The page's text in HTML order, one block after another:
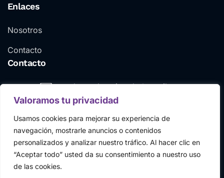
Valoramos tu privacidad
Usamos cookies para mejorar su experiencia de
navegación, mostrarle anuncios o contenidos
personalizados y analizar nuestro tráfico. Al hacer clic en
“Aceptar todo” usted da su consentimiento a nuestro uso
de las cookies.
Enlaces
Nosotros
Contacto
Contacto
anahernadezmiranda@gmail.com
+34623259508